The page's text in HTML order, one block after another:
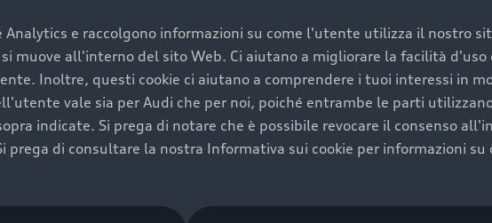
Analytics e raccolgono informazioni su come l'utente utilizza il nostro
muove all'interno del sito Web. Ci aiutano a migliorare la facilità d'uso
Inoltre, questi cookie ci aiutano a comprendere i tuoi interessi in
vale sia per Audi che per noi, poiché entrambe le parti
indicate. Si prega di notare che è possibile revocare il consenso
prega di consultare la nostra Informativa sui cookie per informazioni su
una.
gamma di
futuro della
di scegliere se
Per la tua nuova Audi, entro la data di
puoi attivare il Piano Premium Care.
copertura previsti, personalizzati
ogni auto.
Scopri di più